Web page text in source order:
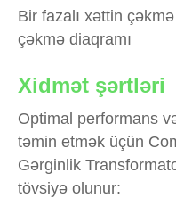
Bir fazalı xəttin
çəkmə diaqramı
Xidmət şərtləri
Optimal performans
təmin etmək üçün
Gərginlik
tövsiyə olunur: